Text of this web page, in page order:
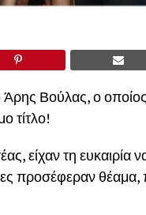
Βούλας, ο
τίτλο!
είχαν τη ευκαιρία
προσέφεραν θέαμα,